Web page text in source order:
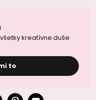
kreatívne duše
to